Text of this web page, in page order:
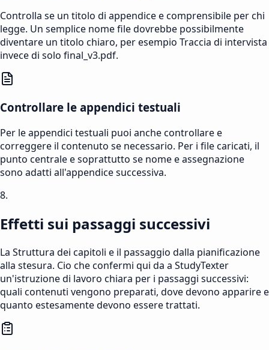
Controlla se un titolo di appendice e comprensibile per chi
legge. Un semplice nome file dovrebbe possibilmente
diventare un titolo chiaro, per esempio Traccia di intervista
invece di solo final_v3.pdf.
Controllare le appendici testuali
Per le appendici testuali puoi anche controllare e
correggere il contenuto se necessario. Per i file caricati, il
punto centrale e soprattutto se nome e assegnazione
sono adatti all'appendice successiva.
8.
Effetti sui passaggi successivi
La Struttura dei capitoli e il passaggio dalla pianificazione
alla stesura. Cio che confermi qui da a StudyTexter
un'istruzione di lavoro chiara per i passaggi successivi:
quali contenuti vengono preparati, dove devono apparire e
quanto estesamente devono essere trattati.